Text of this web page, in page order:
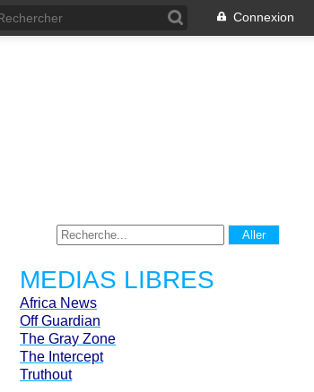
Connexion
MEDIAS LIBRES
Africa News
Off Guardian
The Gray Zone
The Intercept
Truthout